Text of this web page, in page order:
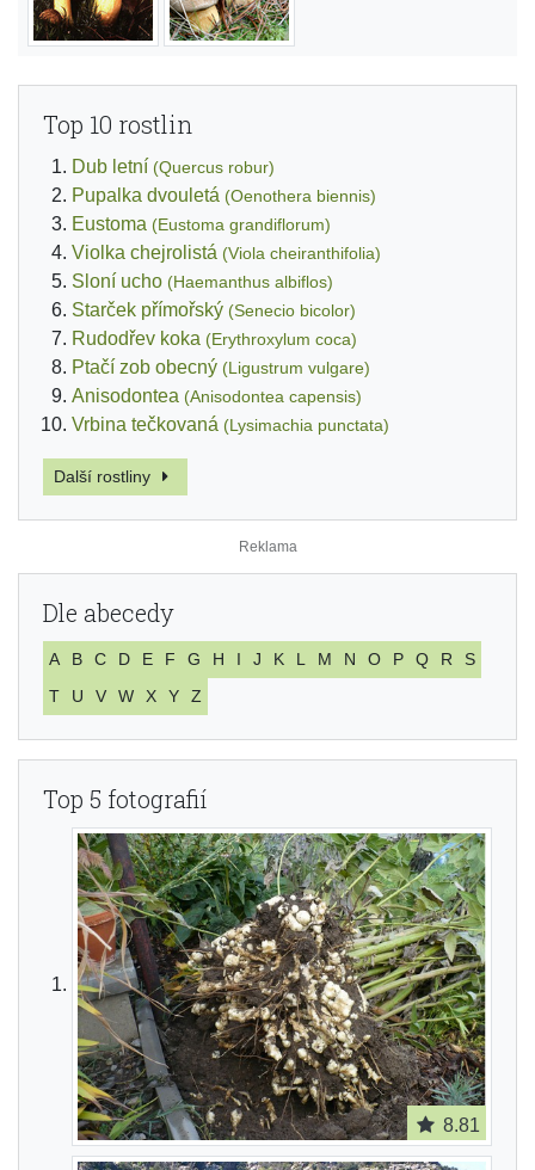
Top 10 rostlin
Dub letní (Quercus robur)
Pupalka dvouletá (Oenothera biennis)
Eustoma (Eustoma grandiflorum)
Violka chejrolistá (Viola cheiranthifolia)
Sloní ucho (Haemanthus albiflos)
Starček přímořský (Senecio bicolor)
Rudodřev koka (Erythroxylum coca)
Ptačí zob obecný (Ligustrum vulgare)
Anisodontea (Anisodontea capensis)
Vrbina tečkovaná (Lysimachia punctata)
Další rostliny
Dle abecedy
A B C D E F G H I J K L M N O P Q R
S
T
U V W X Y Z
Top 5 fotografií
8.81